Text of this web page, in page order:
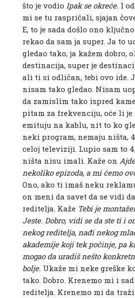
što je vodio Ipak se okreće. I
mi se tu raspričali, sjajan
E, to je sada došlo ono
rekao da sam ja super. Ja to
gledao tako, ja kažem dobro,
destinacija, super je
ali ti si odličan, tebi ovo ide.
nisam tako gledao. Nisam
da zamislim tako ispred
pitam za frekvenciju, oće li
emituju na kablu, nit to ko
neki program, nemaju ništa,
celoj televiziji. Lupio sam to
ništa nisu imali. Kaže on
nekoliko epizoda, a mi ćemo
Ono, ako ti imaš neku
on meni da savet da se vidi
reditelja. Kaže Tebi je
Jeste. Dobro, vidi se da ste ti i
nekog reditelja, nađi nekog
akademije koji tek počinje, pa
mogao da uradiš nešto
bolje. Ukaže mi neke greške
tako. Dobro. Krenemo mi i
reditelja. Krenemo mi da